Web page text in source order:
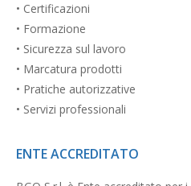
new
window
new
window
• Certificazioni
• Formazione
• Sicurezza sul lavoro
• Marcatura prodotti
• Pratiche autorizzative
• Servizi professionali
ENTE ACCREDITATO